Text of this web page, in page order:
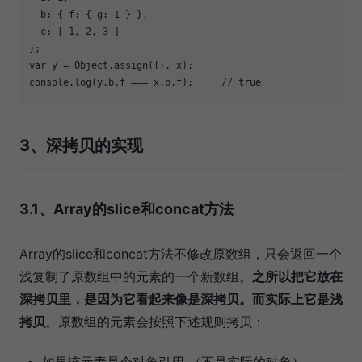
  b: { f: { g: 1 } },
  c: [ 1, 2, 3 ]
};
var y = Object.assign({}, x);
3、深拷贝的实现
3.1、Array的slice和concat方法
Array的slice和concat方法不修改原数组，只会返回一个
浅复制了原数组中的元素的一个新数组。 之所以把它放在
深拷贝里，是因为它看起来像是深拷贝。而实际上它是浅
拷贝。原数组的元素会按照下述规则拷贝：